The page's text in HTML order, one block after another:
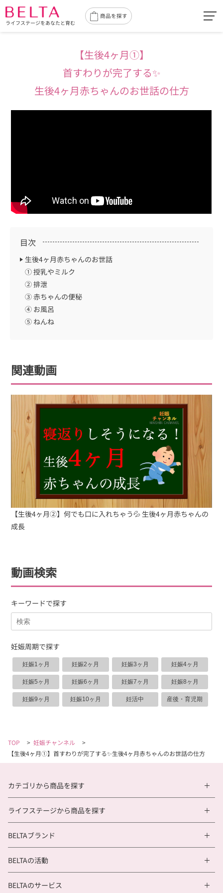
ライフステージをあなたと育む
商品を探す
【生後4ヶ月①】
首すわりが完了する✨
生後4ヶ月赤ちゃんのお世話の仕方
目次
生後4ヶ月赤ちゃんのお世話
① 授乳やミルク
② 排泄
③ 赤ちゃんの便秘
④ お風呂
⑤ ねんね
関連動画
【生後4ヶ月②】何でも口に入れちゃう💦 生後4ヶ月赤ちゃんの
成長
動画検索
キーワードで探す
妊娠周期で探す
妊娠1ヶ月 妊娠2ヶ月 妊娠3ヶ月 妊娠4ヶ月
妊娠5ヶ月 妊娠6ヶ月 妊娠7ヶ月 妊娠8ヶ月
妊娠9ヶ月 妊娠10ヶ月 妊活中 産後・育児期
TOP > 妊娠チャンネル
>
【生後4ヶ月①】首すわりが完了する✨生後4ヶ月赤ちゃんのお世話の仕方
カテゴリから商品を探す
ライフステージから商品を探す
BELTAブランド
BELTAの活動
BELTAのサービス